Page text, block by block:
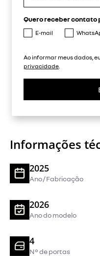
Quero receber contato
E-mail
Ao informar meus dados,
privacidade
Informações
2025
Ano / Fabricação
4
N° de portas
2026
Ano do modelo